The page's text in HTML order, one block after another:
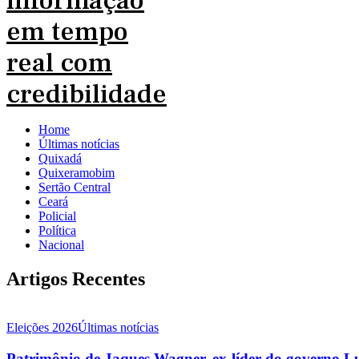
Home
Últimas notícias
Quixadá
Quixeramobim
Sertão Central
Ceará
Policial
Política
Nacional
Artigos Recentes
Eleições 2026Últimas notícias